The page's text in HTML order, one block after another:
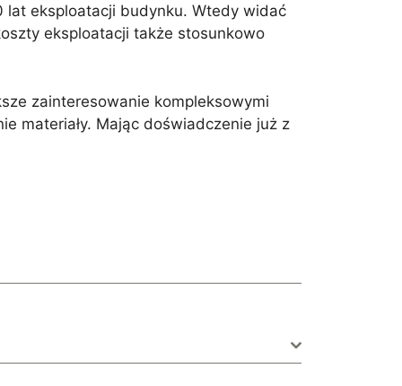
lat eksploatacji budynku. Wtedy widać
eksploatacji także stosunkowo
zainteresowanie kompleksowymi
materiały. Mając doświadczenie już z